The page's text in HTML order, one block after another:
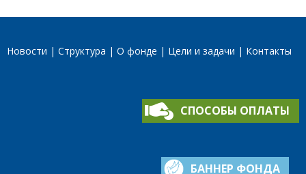
Новости Структура О фонде Цели и задачи Контакты
СПОСОБЫ ОПЛАТЫ
БАННЕР ФОНДА